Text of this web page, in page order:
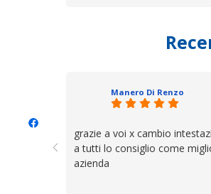
cose. Be', io qui è proprio
trovato, un atteggiamento
se avete bisogno siete in
Manero Di Renzo
grazie a voi x cambio
a tutti lo consiglio come
azienda